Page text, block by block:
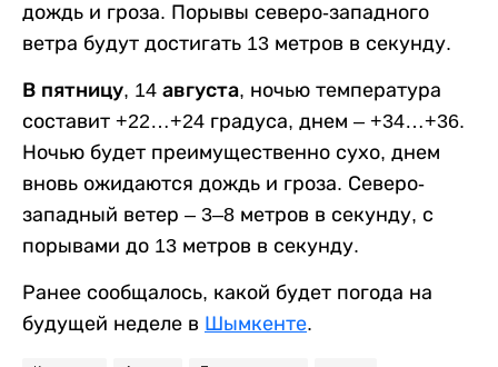
дождь и гроза. Порывы северо-западного
ветра будут достигать 13 метров в секунду.
В пятницу, 14 августа, ночью температура
составит +22…+24 градуса, днем – +34…+36.
Ночью будет преимущественно сухо, днем
вновь ожидаются дождь и гроза. Северо-
западный ветер – 3–8 метров в секунду, с
порывами до 13 метров в секунду.
Ранее сообщалось, какой будет погода на
будущей неделе в Шымкенте.